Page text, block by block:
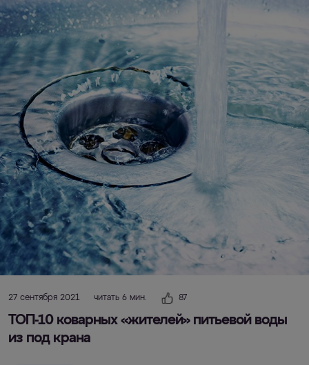
27 сентября 2021 читать 6 мин. 87
ТОП-10 коварных «жителей» питьевой воды
из под крана